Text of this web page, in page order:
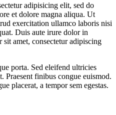
adipisicing elit, sed do
et dolore magna aliqua. Ut
exercitation ullamco laboris nisi
Duis aute irure dolor in
amet, consectetur adipiscing
porta. Sed eleifend ultricies
Praesent finibus congue euismod.
placerat, a tempor sem egestas.